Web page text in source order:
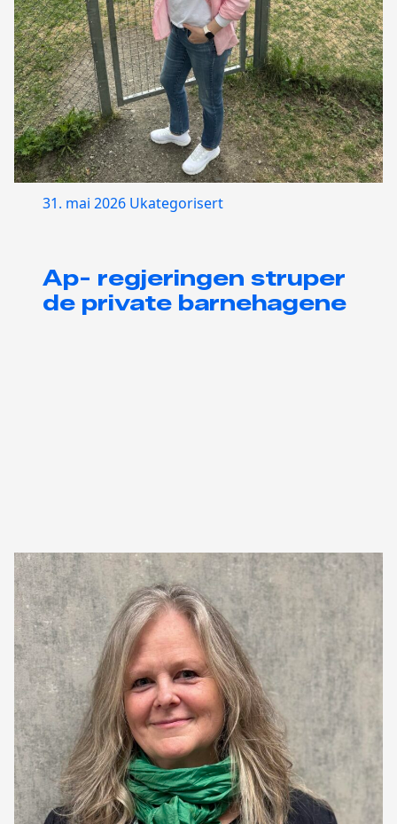
31. mai 2026 Ukategorisert
Ap- regjeringen struper
de private barnehagene